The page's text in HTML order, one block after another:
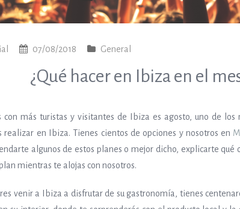
07/08/2018 General
¿Qué hacer en Ibiza en el
con más turistas y visitantes de Ibiza es agosto, uno de los
realizar en Ibiza. Tienes cientos de opciones y nosotros en
algunos de estos planes o mejor dicho, explicarte qué
mientras te alojas con nosotros.
venir a Ibiza a disfrutar de su gastronomía, tienes